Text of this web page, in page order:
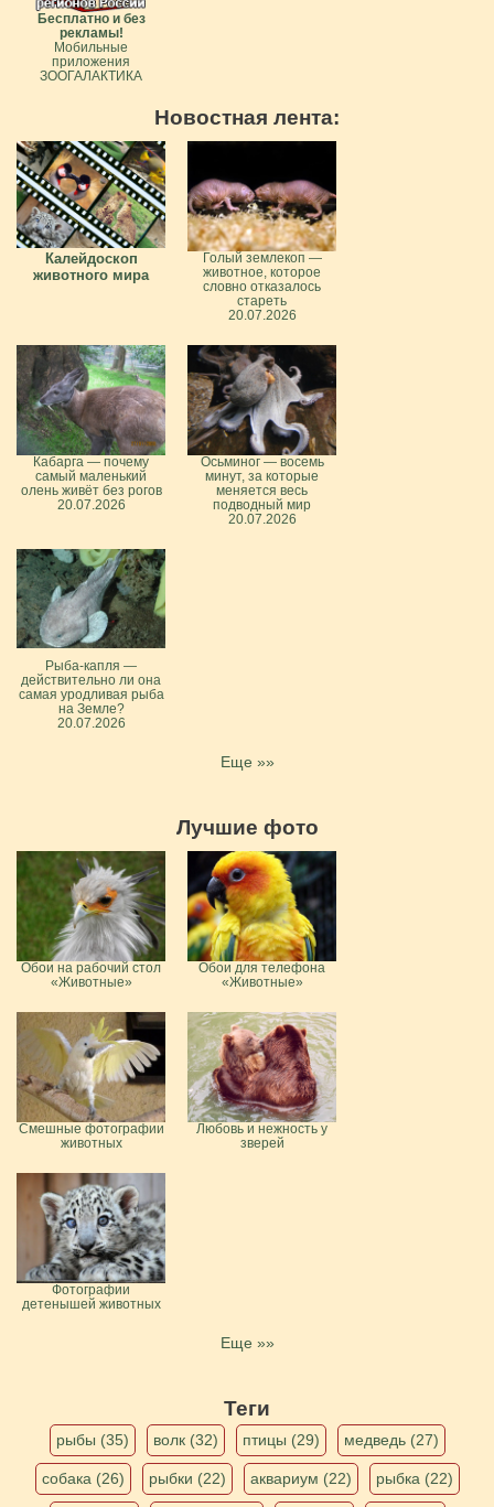
Бесплатно и без
рекламы!
Мобильные
приложения
ЗООГАЛАКТИКА
Новостная лента:
Калейдоскоп
животного мира
Голый землекоп —
животное, которое
словно отказалось
стареть
20.07.2026
Кабарга — почему
самый маленький
олень живёт без рогов
20.07.2026
Осьминог — восемь
минут, за которые
меняется весь
подводный мир
20.07.2026
Рыба-капля —
действительно ли она
самая уродливая рыба
на Земле?
20.07.2026
Еще »»
Лучшие фото
Обои на рабочий стол
«Животные»
Обои для телефона
«Животные»
Смешные фотографии
животных
Любовь и нежность у
зверей
Фотографии
детенышей животных
Еще »»
Теги
рыбы (35) волк (32) птицы (29) медведь (27)
собака (26) рыбки (22) аквариум (22) рыбка (22)